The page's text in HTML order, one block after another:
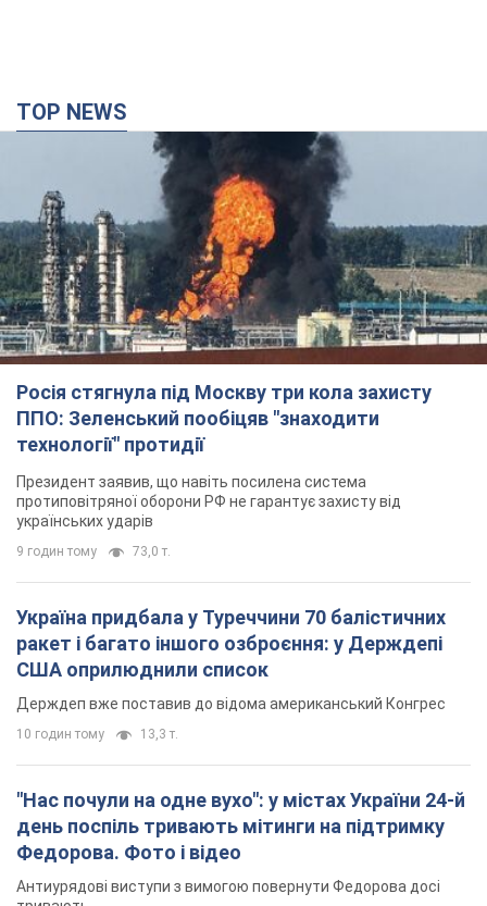
TOP NEWS
Росія стягнула під Москву три кола захисту
ППО: Зеленський пообіцяв "знаходити
технології" протидії
Президент заявив, що навіть посилена система
протиповітряної оборони РФ не гарантує захисту від
українських ударів
9 годин тому 73,0 т.
Україна придбала у Туреччини 70 балістичних
ракет і багато іншого озброєння: у Держдепі
США оприлюднили список
Держдеп вже поставив до відома американський Конгрес
10 годин тому 13,3 т.
"Нас почули на одне вухо": у містах України 24-й
день поспіль тривають мітинги на підтримку
Федорова. Фото і відео
Антиурядові виступи з вимогою повернути Федорова досі